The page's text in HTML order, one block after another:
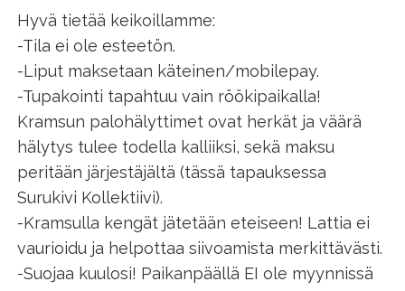
Hyvä tietää keikoillamme:
-Tila ei ole esteetön.
-Liput maksetaan käteinen/mobilepay.
-Tupakointi tapahtuu vain röökipaikalla!
Kramsun palohälyttimet ovat herkät ja väärä
hälytys tulee todella kalliiksi, sekä maksu
peritään järjestäjältä (tässä tapauksessa
Surukivi Kollektiivi).
-Kramsulla kengät jätetään eteiseen! Lattia ei
vaurioidu ja helpottaa siivoamista merkittävästi.
-Suojaa kuulosi! Paikanpäällä EI ole myynnissä